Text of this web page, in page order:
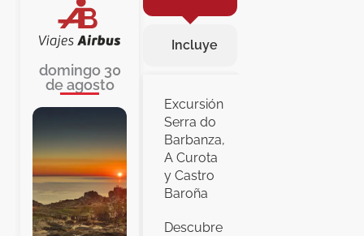
domingo 30
de agosto
Incluye
Excursión
Serra do
Barbanza,
A Curota
y Castro
Baroña
Descubre